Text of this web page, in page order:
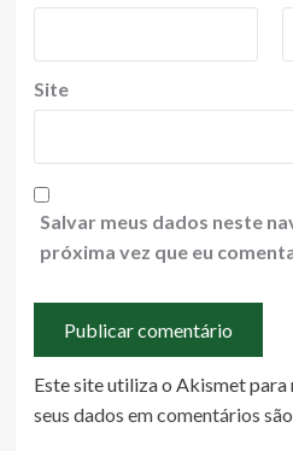
Site
Salvar meus dados neste
próxima vez que eu
Este site utiliza o Akismet para
seus dados em comentários